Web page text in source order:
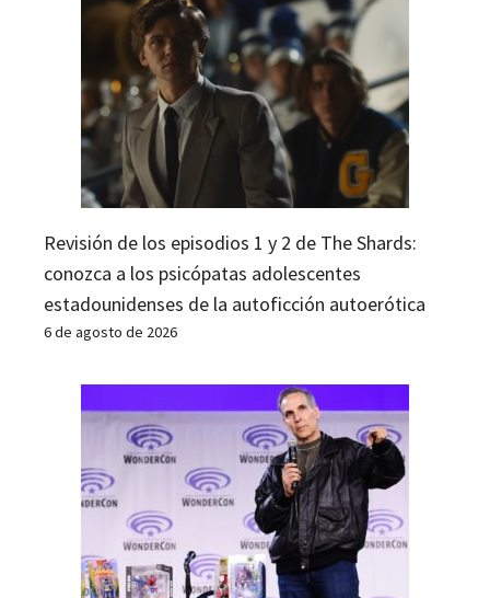
Revisión de los episodios 1 y 2 de The Shards:
conozca a los psicópatas adolescentes
estadounidenses de la autoficción autoerótica
6 de agosto de 2026